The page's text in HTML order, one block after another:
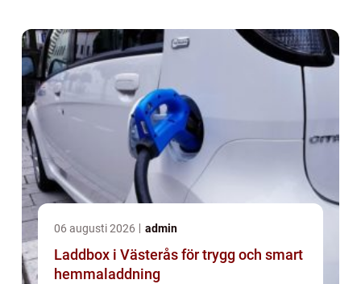
06 augusti 2026 admin
Laddbox i Västerås för trygg och smart
hemmaladdning